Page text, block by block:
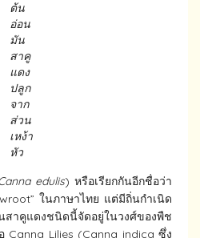
ต้น
อ่อน
มัน
สาคู
แดง
ปลูก
จาก
ส่วน
เหง้า
หัว
edulis) หรือเรียกกันอีกชื่อว่า
ในภาษาไทย แต่มีถิ่นกำเนิด
าคูแดงชนิดนี้จัดอยู่ในวงศ์ของพืช
Canna Lilies (Canna indica ซึ่ง